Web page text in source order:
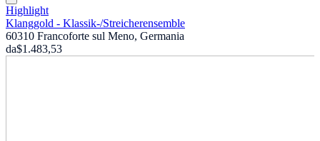
Highlight
Klanggold - Klassik-/Streicherensemble
60310 Francoforte sul Meno, Germania
da$1.483,53